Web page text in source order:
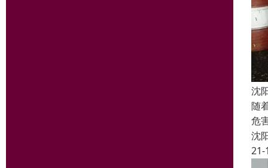
沈
随
危
沈
21-